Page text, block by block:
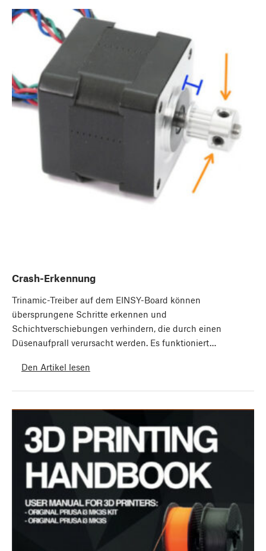
Crash-Erkennung
Trinamic-Treiber auf dem EINSY-Board können
übersprungene Schritte erkennen und
Schichtverschiebungen verhindern, die durch einen
Düsenaufprall verursacht werden. Es funktioniert…
Den Artikel lesen